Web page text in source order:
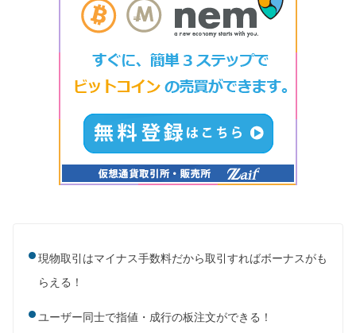
現物取引はマイナス手数料だから取引すればボーナスがも
らえる！
ユーザー同士で指値・成行の板注文ができる！